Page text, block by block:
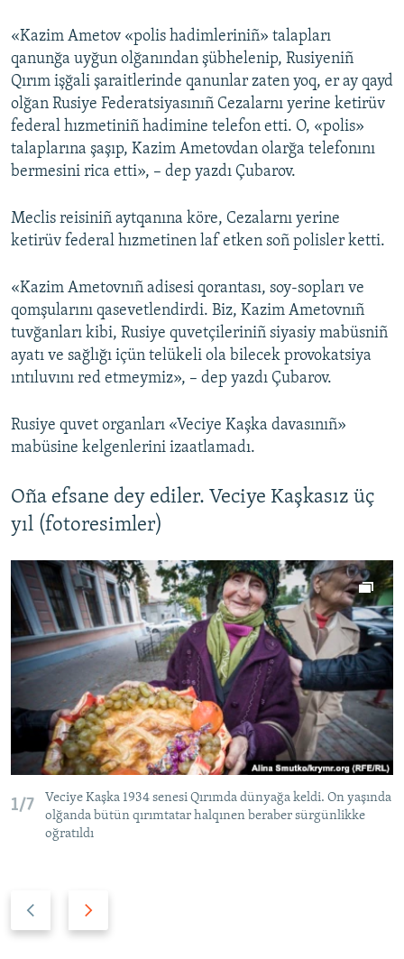
«Kazim Ametov «polis hadimleriniñ» talapları
qanunğa uyğun olğanından şübhelenip, Rusiyeniñ
Qırım işğali şaraitlerinde qanunlar zaten yoq, er ay qayd
olğan Rusiye Federatsiyasınıñ Cezalarnı yerine ketirüv
federal hızmetiniñ hadimine telefon etti. O, «polis»
talaplarına şaşıp, Kazim Ametovdan olarğa telefonını
bermesini rica etti», – dep yazdı Çubarov.
Meclis reisiniñ aytqanına köre, Cezalarnı yerine
ketirüv federal hızmetinen laf etken soñ polisler ketti.
«Kazim Ametovnıñ adisesi qorantası, soy-sopları ve
qomşularını qasevetlendirdi. Biz, Kazim Ametovnıñ
tuvğanları kibi, Rusiye quvetçileriniñ siyasiy mabüsniñ
ayatı ve sağlığı içün telükeli ola bilecek provokatsiya
ıntıluvını red etmeymiz», – dep yazdı Çubarov.
Rusiye quvet organları «Veciye Kaşka davasınıñ»
mabüsine kelgenlerini izaatlamadı.
Oña efsane dey ediler. Veciye Kaşkasız üç
yıl (fotoresimler)
1/7
Veciye Kaşka 1934 senesi Qırımda dünyağa keldi. On yaşında
olğanda bütün qırımtatar halqınen beraber sürgünlikke
oğratıldı